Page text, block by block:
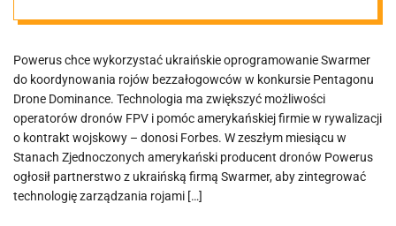
ukraińską
technologię
rojów dronów
Powerus chce wykorzystać ukraińskie oprogramowanie Swarmer
do koordynowania rojów bezzałogowców w konkursie Pentagonu
Drone Dominance. Technologia ma zwiększyć możliwości
operatorów dronów FPV i pomóc amerykańskiej firmie w rywalizacji
o kontrakt wojskowy – donosi Forbes. W zeszłym miesiącu w
Stanach Zjednoczonych amerykański producent dronów Powerus
ogłosił partnerstwo z ukraińską firmą Swarmer, aby zintegrować
technologię zarządzania rojami […]